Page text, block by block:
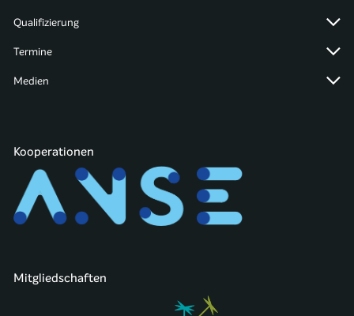
Qualifizierung
Termine
Medien
Kooperationen
Mitgliedschaften